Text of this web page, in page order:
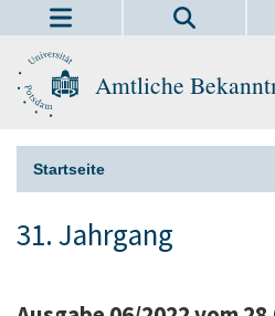
Amtliche
Startseite
31. Jahrgang